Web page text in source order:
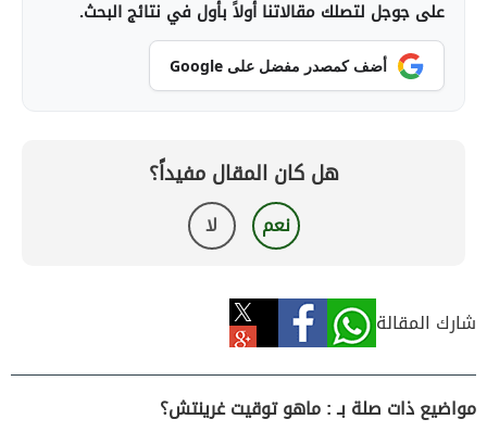
على جوجل لتصلك مقالاتنا أولاً بأول في نتائج البحث.
أضف كمصدر مفضل على Google
هل كان المقال مفيداً؟
نعم لا
شارك المقالة
مواضيع ذات صلة بـ : ماهو توقيت غرينتش؟